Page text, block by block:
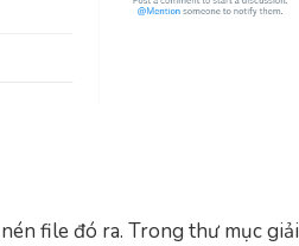
file đó ra. Trong thư mục giải